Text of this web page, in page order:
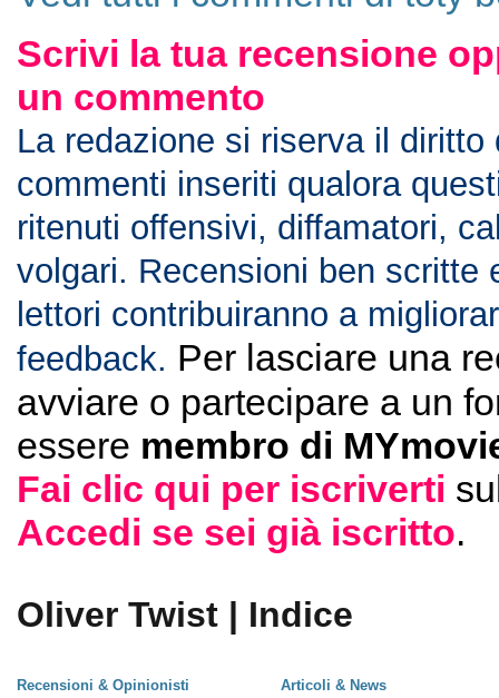
Scrivi la tua recensione
un commento
La redazione si riserva il diritto
commenti inseriti qualora
ritenuti offensivi, diffamatori,
volgari. Recensioni ben scritte
lettori contribuiranno a
feedback. Per lasciare una
avviare o partecipare a un
essere membro di
Fai clic qui per iscriverti
Accedi se sei già iscritto.
Oliver Twist | Indice
Recensioni & Opinionisti
Articoli & News